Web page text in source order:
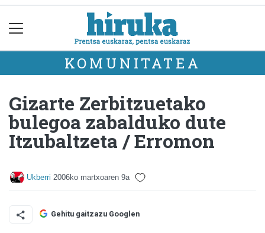
KOMUNITATEA
Gizarte Zerbitzuetako
bulegoa zabalduko dute
Itzubaltzeta / Erromon
Ukberri 2006ko martxoaren 9a
Gehitu gaitzazu Googlen